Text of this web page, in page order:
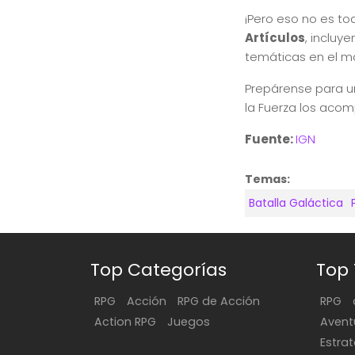
¡Pero eso no es
Artículos,
temáticas en el
Prepárense para
la Fuerza los
Fuente:IGN
Temas:
Batalla Galáctica
Top Categorías
RPG Acción
RPG de Acción
Action RPG
Juegos
Top
RPG